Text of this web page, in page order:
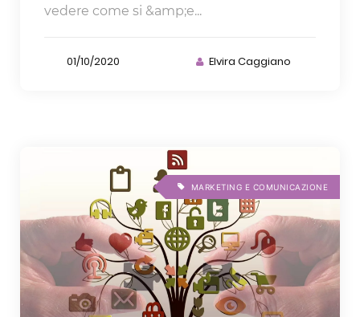
vedere come si &amp;e...
01/10/2020 Elvira Caggiano
MARKETING E COMUNICAZIONE